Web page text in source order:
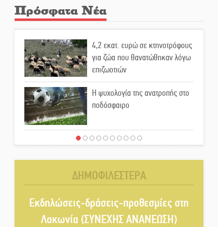
Πρόσφατα Νέα
4,2 εκατ. ευρώ σε κτηνοτρόφους
για ζώα που θανατώθηκαν λόγω
επιζωοτιών
Η ψυχολογία της ανατροπής στο
ποδόσφαιρο
Ένα «ταξίδι» τέχνης και
Τα Λαγκάδια κρατούν ζωντανή
την τέχνη της πέτρας
ΔΗΜΟΦΙΛΕΣΤΕΡΑ
Εκδηλώσεις-δράσεις-προθεσμίες στη
Λακωνία (ΣΥΝΕΧΗΣ ΑΝΑΝΕΩΣΗ)